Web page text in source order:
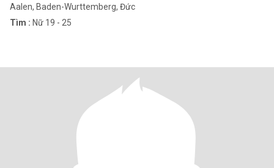
Aalen, Baden-Wurttemberg, Đức
Tìm : Nữ 19 - 25